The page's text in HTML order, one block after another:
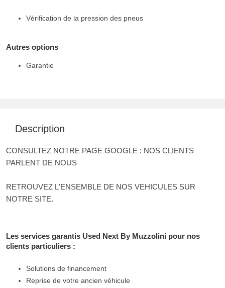
Vérification de la pression des pneus
Autres options
Garantie
Description
CONSULTEZ NOTRE PAGE GOOGLE : NOS CLIENTS
PARLENT DE NOUS
RETROUVEZ L'ENSEMBLE DE NOS VEHICULES SUR
NOTRE SITE.
Les services garantis Used Next By Muzzolini pour nos
clients particuliers :
Solutions de financement
Reprise de votre ancien véhicule